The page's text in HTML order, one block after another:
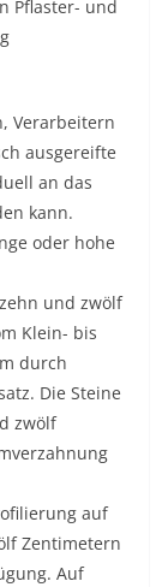
Pflaster- und
Verarbeitern
ausgereifte
an das
kann.
oder hohe
und zwölf
Klein- bis
durch
Die Steine
zwölf
auf
Zentimetern
Auf